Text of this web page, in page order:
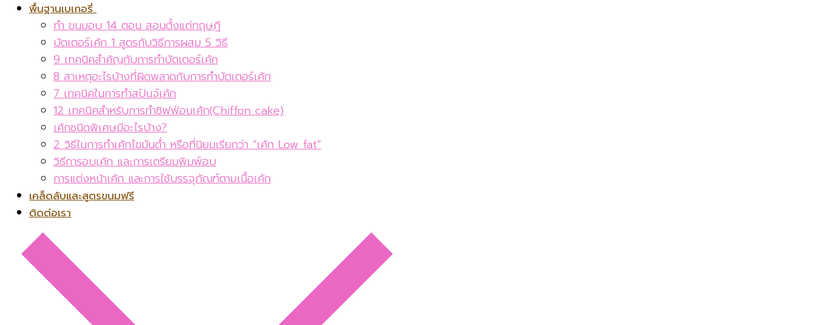
พื้นฐานเบเกอรี่
ทำ ขนมอบ 14 ตอน สอนตั้งแต่ทฤษฎี
บัตเตอร์เค้ก 1 สูตรกับวิธีการผสม 5 วิธี
9 เทคนิคสำคัญกับการทำบัตเตอร์เค้ก
8 สาเหตุอะไรบ้างที่ผิดพลาดกับการทำบัตเตอร์เค้ก
7 เทคนิคในการทำสปันจ์เค้ก
12 เทคนิคสำหรับการทำชิฟฟ่อนเค้ก(Chiffon cake)
เค้กชนิดพิเศษมีอะไรบ้าง?
2 วิธีในการทำเค้กไขมันต่ำ หรือที่นิยมเรียกว่า “เค้ก Low fat”
วิธีการอบเค้ก และการเตรียมพิมพ์อบ
การแต่งหน้าเค้ก และการใช้บรรจุภัณฑ์ตามเนื้อเค้ก
เคล็ดลับและสูตรขนมฟรี
ติดต่อเรา